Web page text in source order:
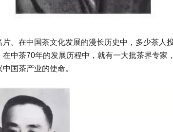
。在中国茶文化发展的漫长历史中，多少茶人
中茶70年的发展历程中，就有一大批茶界专家
国茶产业的使命。